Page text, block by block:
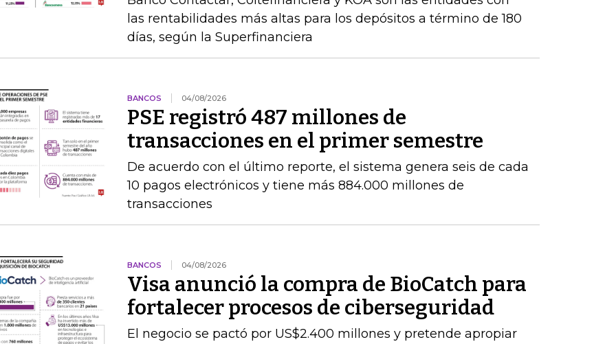
las rentabilidades más altas para los depósitos a término de 180
días, según la Superfinanciera
BANCOS 04/08/2026
PSE registró 487 millones de
transacciones en el primer semestre
De acuerdo con el último reporte, el sistema genera seis de cada
10 pagos electrónicos y tiene más 884.000 millones de
transacciones
BANCOS 04/08/2026
Visa anunció la compra de BioCatch para
fortalecer procesos de ciberseguridad
El negocio se pactó por US$2.400 millones y pretende apropiar